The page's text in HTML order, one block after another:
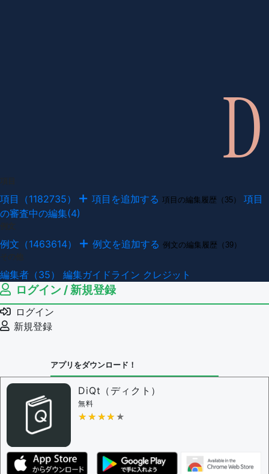
項目（1182735） 項目を追加する 項目の編集履歴（35）
項目
の審査中の編集(4)
例文（1463614） 例文を追加する 例文の編集履歴（39）
編集者（35） 編集ガイドライン クレジット
ログイン / 新規登録
ログイン
新規登録
アプリをダウンロード！
DiQt（ディクト）
無料
★★★★★
★★★★★